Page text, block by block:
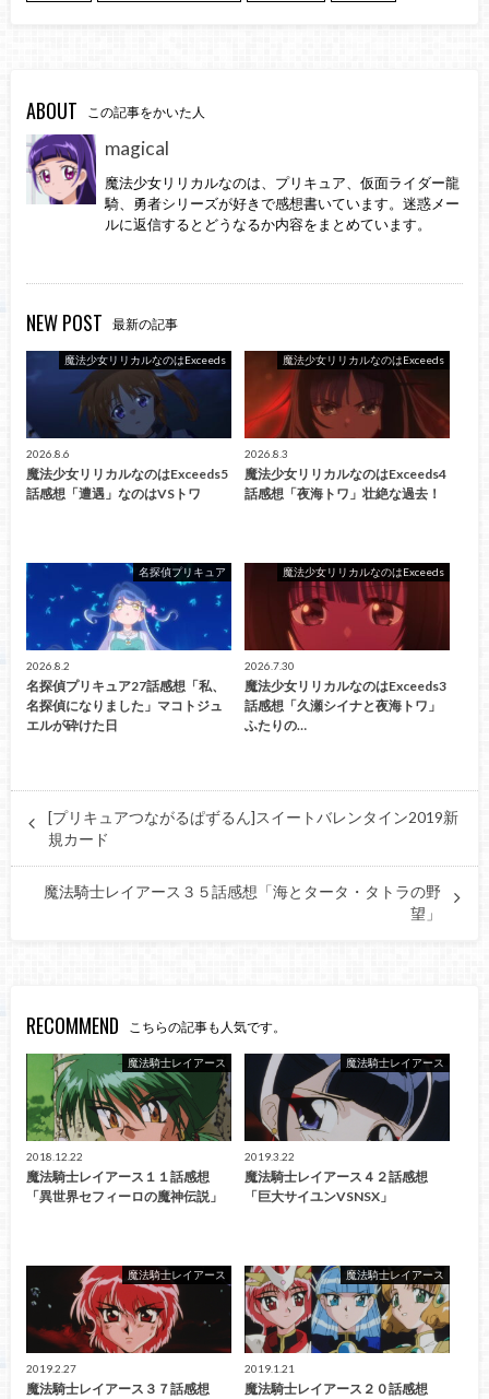
ABOUT この記事をかいた人
magical
魔法少女リリカルなのは、プリキュア、仮面ライダー龍
騎、勇者シリーズが好きで感想書いています。迷惑メー
ルに返信するとどうなるか内容をまとめています。
NEW POST 最新の記事
魔法少女リリカルなのはExceeds
2026.8.6
魔法少女リリカルなのはExceeds5
話感想「遭遇」なのはVSトワ
魔法少女リリカルなのはExceeds
2026.8.3
魔法少女リリカルなのはExceeds4
話感想「夜海トワ」壮絶な過去！
名探偵プリキュア
2026.8.2
名探偵プリキュア27話感想「私、
名探偵になりました」マコトジュ
エルが砕けた日
魔法少女リリカルなのはExceeds
2026.7.30
魔法少女リリカルなのはExceeds3
話感想「久瀬シイナと夜海トワ」
ふたりの…
[プリキュアつながるぱずるん]スイートバレンタイン2019新
規カード
魔法騎士レイアース３５話感想「海とタータ・タトラの野
望」
RECOMMEND こちらの記事も人気です。
魔法騎士レイアース
2018.12.22
魔法騎士レイアース１１話感想
「異世界セフィーロの魔神伝説」
魔法騎士レイアース
2019.3.22
魔法騎士レイアース４２話感想
「巨大サイユンVSNSX」
魔法騎士レイアース
2019.2.27
魔法騎士レイアース３７話感想
魔法騎士レイアース
2019.1.21
魔法騎士レイアース２０話感想